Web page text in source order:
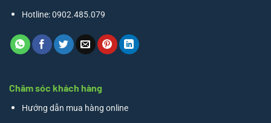
Hotline: 0902.485.079
Chăm sóc khách hàng
Hướng dẫn mua hàng online